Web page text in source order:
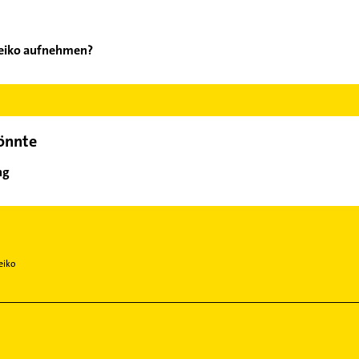
aufnehmen?